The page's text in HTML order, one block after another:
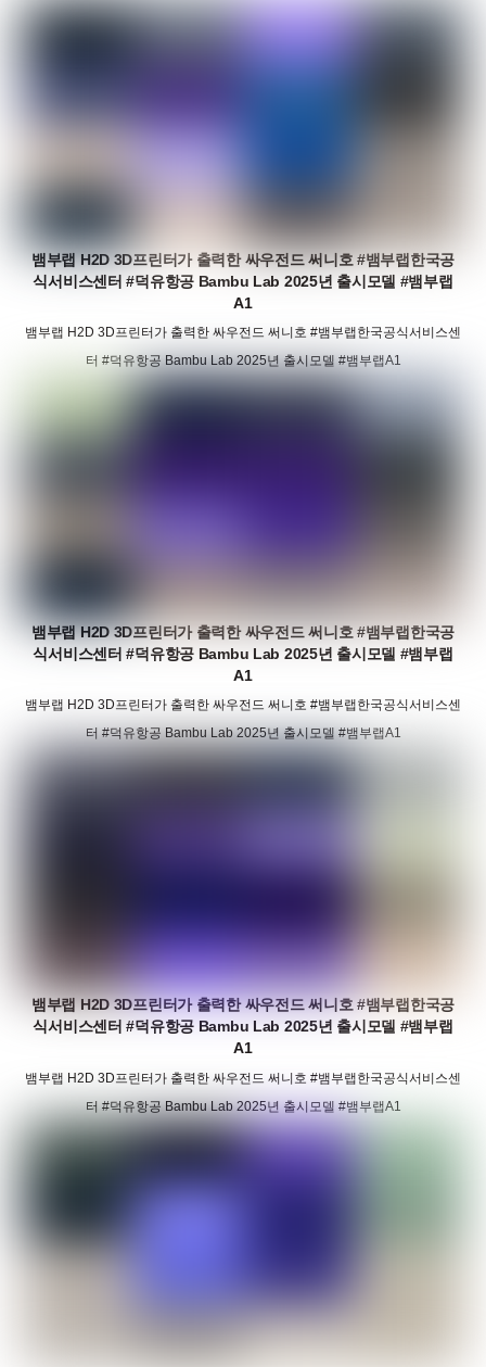
뱀부랩 H2D 3D프린터가 출력한 싸우전드 써니호 #뱀부랩한국공
식서비스센터 #덕유항공 Bambu Lab 2025년 출시모델 #뱀부랩
A1
뱀부랩 H2D 3D프린터가 출력한 싸우전드 써니호 #뱀부랩한국공식서비스센
터 #덕유항공 Bambu Lab 2025년 출시모델 #뱀부랩A1
뱀부랩 H2D 3D프린터가 출력한 싸우전드 써니호 #뱀부랩한국공
식서비스센터 #덕유항공 Bambu Lab 2025년 출시모델 #뱀부랩
A1
뱀부랩 H2D 3D프린터가 출력한 싸우전드 써니호 #뱀부랩한국공식서비스센
터 #덕유항공 Bambu Lab 2025년 출시모델 #뱀부랩A1
뱀부랩 H2D 3D프린터가 출력한 싸우전드 써니호 #뱀부랩한국공
식서비스센터 #덕유항공 Bambu Lab 2025년 출시모델 #뱀부랩
A1
뱀부랩 H2D 3D프린터가 출력한 싸우전드 써니호 #뱀부랩한국공식서비스센
터 #덕유항공 Bambu Lab 2025년 출시모델 #뱀부랩A1